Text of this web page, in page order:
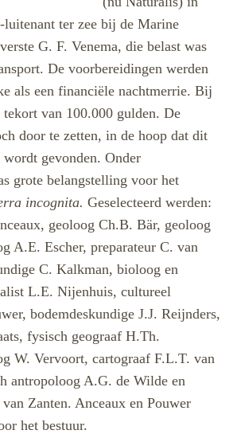
ter zee bij de Marine
G. F. Venema, die belast was
De voorbereidingen werden
als een financiële nachtmerrie. Bij
van 100.000 gulden. De
door te zetten, in de hoop dat dit
wordt gevonden. Onder
grote belangstelling voor het
incognita. Geselecteerd werden:
geoloog Ch.B. Bär, geoloog
A.E. Escher, preparateur C. van
C. Kalkman, bioloog en
L.E. Nijenhuis, cultureel
bodemdeskundige J.J. Reijnders,
fysisch geograaf H.Th.
W. Vervoort, cartograaf F.L.T. van
antropoloog A.G. de Wilde en
Zanten. Anceaux en Pouwer
het bestuur.